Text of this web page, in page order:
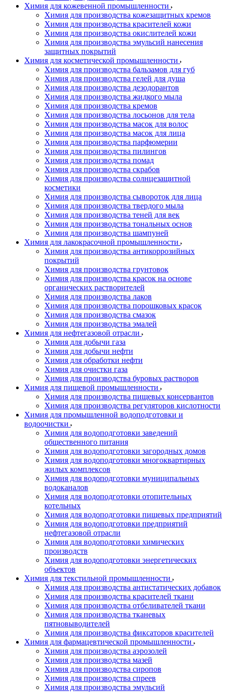
Химия для кожевенной промышленности
Химия для производства кожезащитных кремов
Химия для производства красителей кожи
Химия для производства окислителей кожи
Химия для производства эмульсий нанесения
защитных покрытий
Химия для косметической промышленности
Химия для производства бальзамов для губ
Химия для производства гелей для душа
Химия для производства дезодорантов
Химия для производства жидкого мыла
Химия для производства кремов
Химия для производства лосьонов для тела
Химия для производства масок для волос
Химия для производства масок для лица
Химия для производства парфюмерии
Химия для производства пилингов
Химия для производства помад
Химия для производства скрабов
Химия для производства солнцезащитной
косметики
Химия для производства сывороток для лица
Химия для производства твердого мыла
Химия для производства теней для век
Химия для производства тональных основ
Химия для производства шампуней
Химия для лакокрасочной промышленности
Химия для производства антикоррозийных
покрытий
Химия для производства грунтовок
Химия для производства красок на основе
органических растворителей
Химия для производства лаков
Химия для производства порошковых красок
Химия для производства смазок
Химия для производства эмалей
Химия для нефтегазовой отрасли
Химия для добычи газа
Химия для добычи нефти
Химия для обработки нефти
Химия для очистки газа
Химия для производства буровых растворов
Химия для пищевой промышленности
Химия для производства пищевых консервантов
Химия для производства регуляторов кислотности
Химия для промышленной водоподготовки и
водоочистки
Химия для водоподготовки заведений
общественного питания
Химия для водоподготовки загородных домов
Химия для водоподготовки многоквартирных
жилых комплексов
Химия для водоподготовки муниципальных
водоканалов
Химия для водоподготовки отопительных
котельных
Химия для водоподготовки пищевых предприятий
Химия для водоподготовки предприятий
нефтегазовой отрасли
Химия для водоподготовки химических
производств
Химия для водоподготовки энергетических
объектов
Химия для текстильной промышленности
Химия для производства антистатических добавок
Химия для производства красителей ткани
Химия для производства отбеливателей ткани
Химия для производства тканевых
пятновыводителей
Химия для производства фиксаторов красителей
Химия для фармацевтической промышленности
Химия для производства аэрозолей
Химия для производства мазей
Химия для производства сиропов
Химия для производства спреев
Химия для производства эмульсий